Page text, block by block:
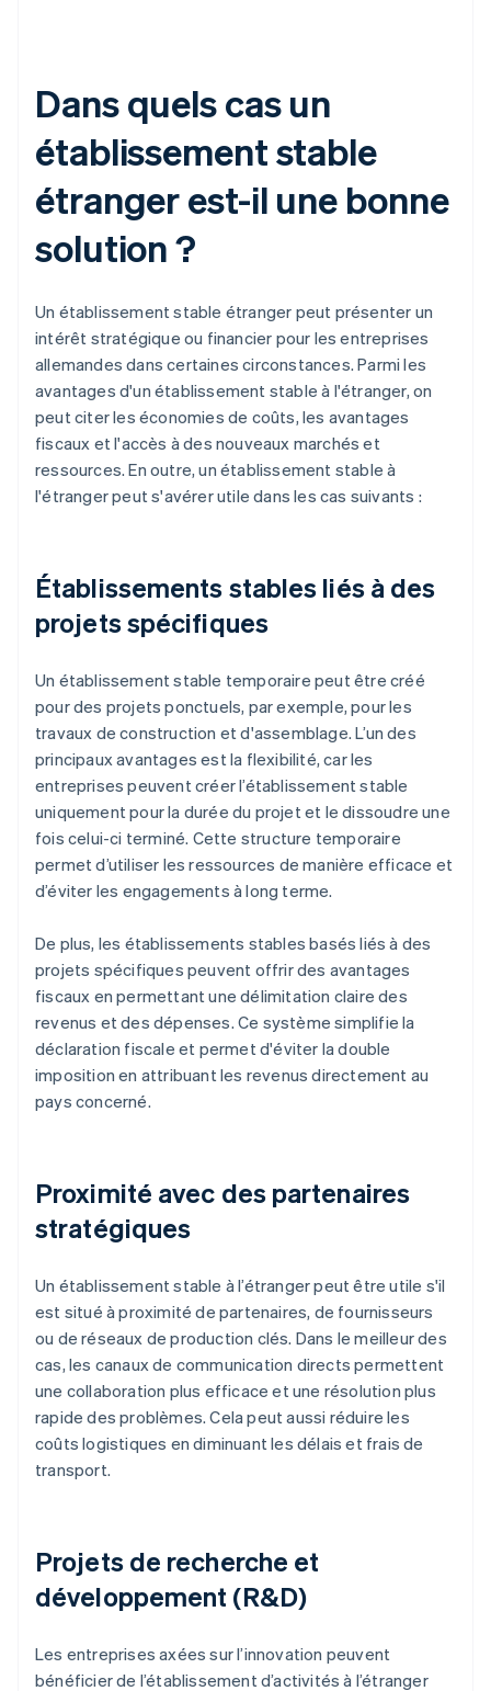
Dans quels cas un
établissement stable
étranger est-il une bonne
solution ?
Un établissement stable étranger peut présenter un
intérêt stratégique ou financier pour les entreprises
allemandes dans certaines circonstances. Parmi les
avantages d'un établissement stable à l'étranger, on
peut citer les économies de coûts, les avantages
fiscaux et l'accès à des nouveaux marchés et
ressources. En outre, un établissement stable à
l'étranger peut s'avérer utile dans les cas suivants :
Établissements stables liés à des
projets spécifiques
Un établissement stable temporaire peut être créé
pour des projets ponctuels, par exemple, pour les
travaux de construction et d'assemblage. L’un des
principaux avantages est la flexibilité, car les
entreprises peuvent créer l’établissement stable
uniquement pour la durée du projet et le dissoudre une
fois celui-ci terminé. Cette structure temporaire
permet d’utiliser les ressources de manière efficace et
d’éviter les engagements à long terme.
De plus, les établissements stables basés liés à des
projets spécifiques peuvent offrir des avantages
fiscaux en permettant une délimitation claire des
revenus et des dépenses. Ce système simplifie la
déclaration fiscale et permet d'éviter la double
imposition en attribuant les revenus directement au
pays concerné.
Proximité avec des partenaires
stratégiques
Un établissement stable à l’étranger peut être utile s'il
est situé à proximité de partenaires, de fournisseurs
ou de réseaux de production clés. Dans le meilleur des
cas, les canaux de communication directs permettent
une collaboration plus efficace et une résolution plus
rapide des problèmes. Cela peut aussi réduire les
coûts logistiques en diminuant les délais et frais de
transport.
Projets de recherche et
développement (R&D)
Les entreprises axées sur l’innovation peuvent
bénéficier de l’établissement d’activités à l’étranger